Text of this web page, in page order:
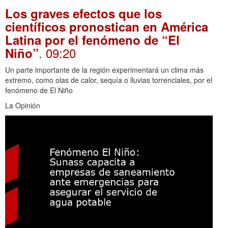
Los graves efectos que los
científicos pronostican en América
Latina por el fenómeno de “El
Niño”. 09:20
Un parte importante de la región experimentará un clima más
extremo, como olas de calor, sequía o lluvias torrenciales, por el
fenómeno de El Niño
La Opinión